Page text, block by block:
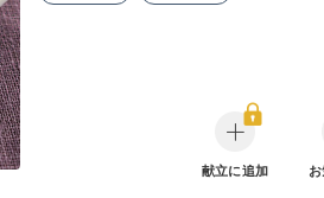
献立に追加